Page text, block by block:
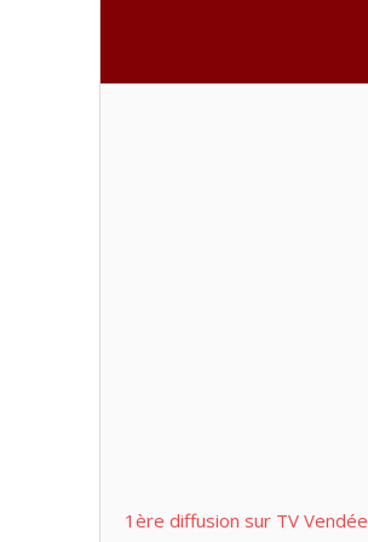
1ère diffusion sur TV Vendée